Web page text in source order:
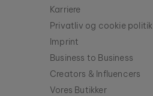
Karriere
Privatliv og cookie politik
Imprint
Business to Business
Creators & Influencers
Vores Butikker